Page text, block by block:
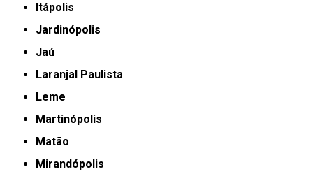
Itápolis
Jardinópolis
Jaú
Laranjal Paulista
Leme
Martinópolis
Matão
Mirandópolis